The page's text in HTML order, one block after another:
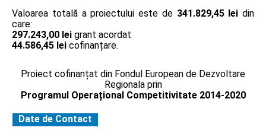
Valoarea totală a proiectului este de 341.829,45 lei din
care:
297.243,00 lei grant acordat
44.586,45 lei cofinanțare.
Proiect cofinanțat din Fondul European de Dezvoltare
Regionala prin
Programul Operațional Competitivitate 2014-2020
Date de Contact